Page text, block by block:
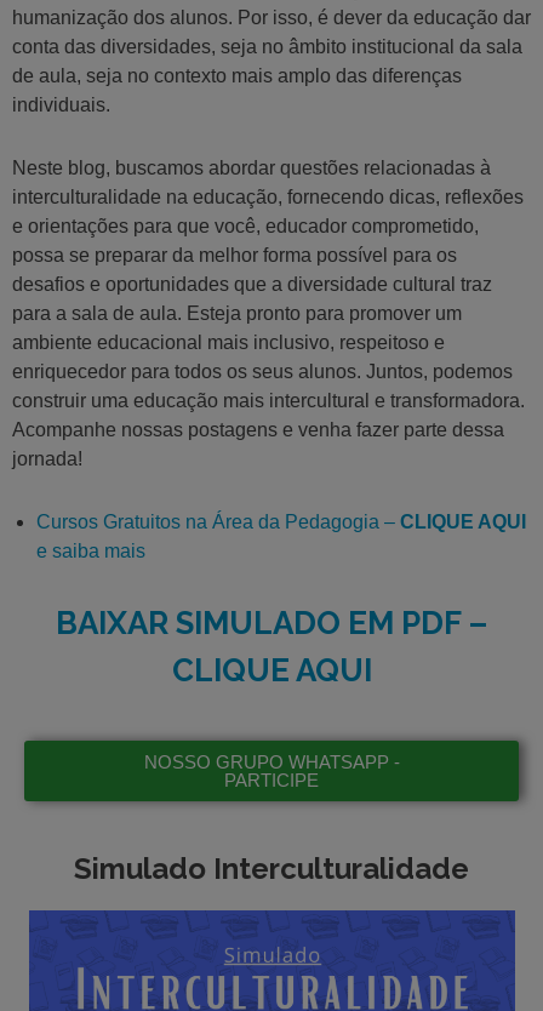
humanização dos alunos. Por isso, é dever da educação dar
conta das diversidades, seja no âmbito institucional da sala
de aula, seja no contexto mais amplo das diferenças
individuais.
Neste blog, buscamos abordar questões relacionadas à
interculturalidade na educação, fornecendo dicas, reflexões
e orientações para que você, educador comprometido,
possa se preparar da melhor forma possível para os
desafios e oportunidades que a diversidade cultural traz
para a sala de aula. Esteja pronto para promover um
ambiente educacional mais inclusivo, respeitoso e
enriquecedor para todos os seus alunos. Juntos, podemos
construir uma educação mais intercultural e transformadora.
Acompanhe nossas postagens e venha fazer parte dessa
jornada!
Cursos Gratuitos na Área da Pedagogia – CLIQUE AQUI
e saiba mais
BAIXAR SIMULADO EM PDF –
CLIQUE AQUI
NOSSO GRUPO WHATSAPP -
PARTICIPE
Simulado Interculturalidade